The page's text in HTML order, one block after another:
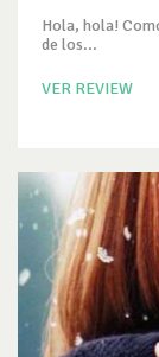
Hola, hola!
de los...
VER REVIEW